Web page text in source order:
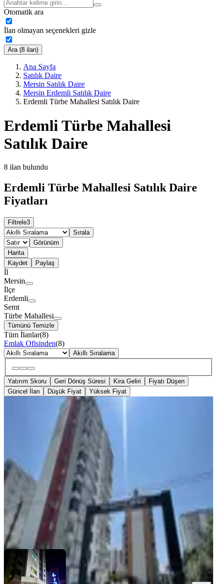
Otomatik ara
İlan olmayan seçenekleri gizle
Ara (8 ilan)
Ana Sayfa
Satılık Daire
Mersin Satılık Daire
Mersin Erdemli Satılık Daire
Erdemli Türbe Mahallesi Satılık Daire
Erdemli Türbe Mahallesi
Satılık Daire
8 ilan bulundu
Erdemli Türbe Mahallesi Satılık Daire
Fiyatları
Filtrele3
Sırala
Görünüm
Harita
Kaydet
Paylaş
İl
Mersin
İlçe
Erdemli
Semt
Türbe Mahallesi
Tümünü Temizle
Tüm İlanlar(8)
Emlak Ofisinden(8)
Akıllı Sıralama
Yatırım Skoru Geri Dönüş Süresi Kira Geliri
Fiyatı Düşen
Güncel İlan
Düşük Fiyat Yüksek Fiyat
Türbe Defnekent Sitesi Satılık Lüx İçi
Yapılı Doğalgazlı 4+1
Erdemli, Türbe Mahallesi
·200 m² 8. Kat
7.650.000 ₺
LİDYA EMLAK TOLGA TOKER
Ara